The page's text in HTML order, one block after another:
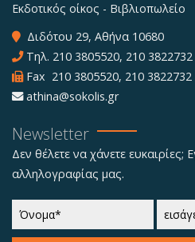
Εκδοτικός οίκος - Βιβλιοπωλείο
Διδότου 29, Αθήνα 10680
Τηλ. 210 3805520, 210 3822732
Fax 210 3805520, 210 3822732
athina@sokolis.gr
Newsletter
Δεν θέλετε να χάνετε ευκαιρίες;
αλληλογραφίας μας.